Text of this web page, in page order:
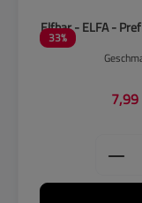
33%
Elfbar - ELFA -